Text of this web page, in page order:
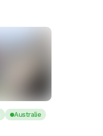
Australie